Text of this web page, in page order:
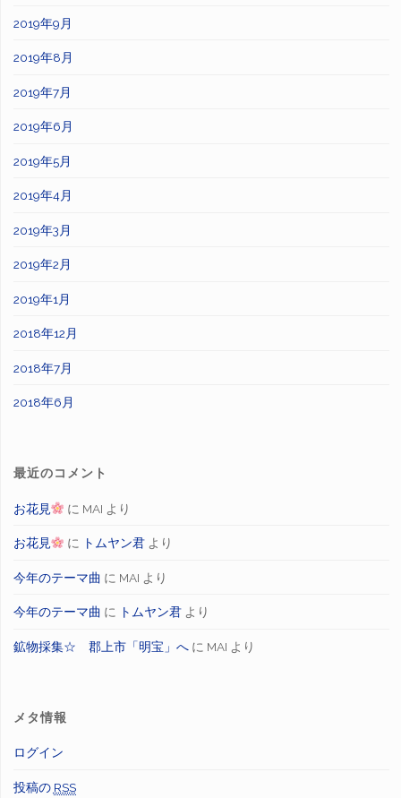
2019年9月
2019年8月
2019年7月
2019年6月
2019年5月
2019年4月
2019年3月
2019年2月
2019年1月
2018年12月
2018年7月
2018年6月
最近のコメント
お花見 に MAI より
お花見 に トムヤン君より
今年のテーマ曲 に MAI より
今年のテーマ曲 に トムヤン君より
鉱物採集☆ 郡上市「明宝」へに MAI より
メタ情報
ログイン
投稿の RSS